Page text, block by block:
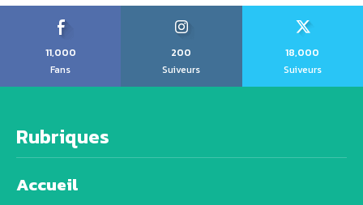
11,000
Fans
200
Suiveurs
18,000
Suiveurs
Rubriques
Accueil